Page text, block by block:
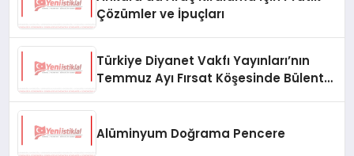
Çözümler ve İpuçları
Türkiye Diyanet Vakfı Yayınları’nın
Temmuz Ayı Fırsat Köşesinde Bülent
Alüminyum Doğrama Pencere